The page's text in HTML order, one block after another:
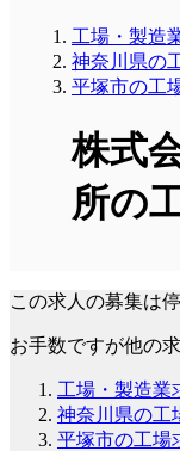
工場・製造
神奈川県の
平塚市の工
株式
所の
この求人の募集は
お手数ですが他の
工場・製造業
神奈川県の工
平塚市の工場